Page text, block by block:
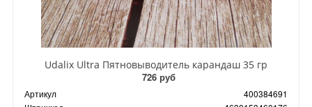
Udalix Ultra Пятновыводитель карандаш 35 гр
726 руб
Артикул
400384691